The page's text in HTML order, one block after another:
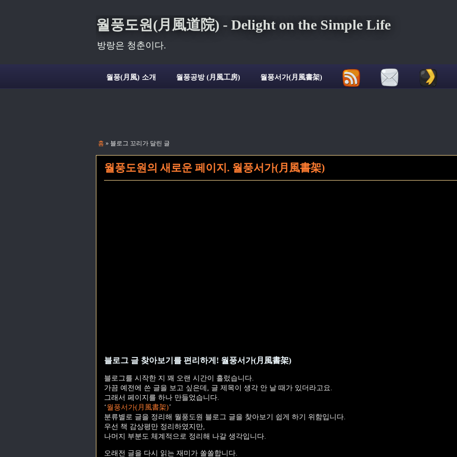
월풍도원(月風道院) - Delight on the Simple Life
방랑은 청춘이다.
월풍(月風) 소개 월풍공방 (月風工房) 월풍서가(月風書架)
홈 » 블로그 꼬리가 달린 글
월풍도원의 새로운 페이지. 월풍서가(月風書架)
블로그 글 찾아보기를 편리하게! 월풍서가(月風書架)
블로그를 시작한 지 꽤 오랜 시간이 흘렀습니다.
가끔 예전에 쓴 글을 보고 싶은데, 글 제목이 생각 안 날 때가 있더라고요.
그래서 페이지를 하나 만들었습니다.
‘월풍서가(月風書架)’
분류별로 글을 정리해 월풍도원 블로그 글을 찾아보기 쉽게 하기 위함입니다.
우선 책 감상평만 정리하였지만,
나머지 부분도 체계적으로 정리해 나갈 생각입니다.
오래전 글을 다시 읽는 재미가 쏠쏠합니다.